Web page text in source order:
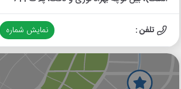
تلفن : نمایش شماره